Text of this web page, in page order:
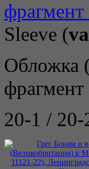
Sleeve (
Обложка
20-1 / 20-